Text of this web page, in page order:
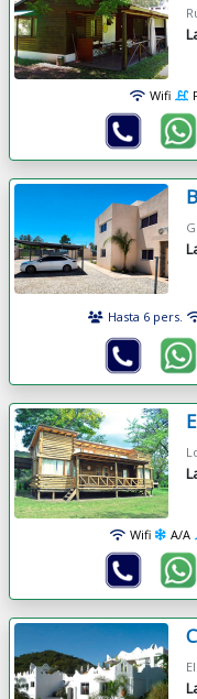
Wifi
Hasta 6 pers.
Wifi A/A